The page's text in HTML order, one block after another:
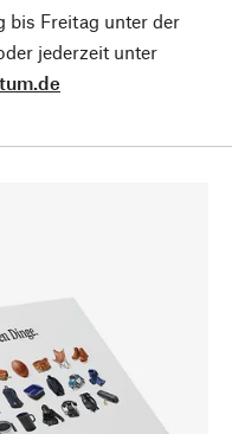
bis Freitag unter der
jederzeit unter